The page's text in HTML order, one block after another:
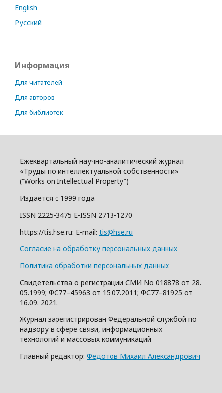
English
Русский
Информация
Для читателей
Для авторов
Для библиотек
Ежеквартальный научно-аналитический журнал
«Труды по интеллектуальной собственности»
(“Works on Intellectual Property”)
Издается с 1999 года
ISSN 2225-3475 E-ISSN 2713-1270
https://tis.hse.ru: E-mail: tis@hse.ru
Согласие на обработку персональных данных
Политика обработки персональных данных
Свидетельства о регистрации СМИ No 018878 от 28.
05.1999; ФС77–45963 от 15.07.2011; ФС77–81925 от
16.09. 2021.
Журнал зарегистрирован Федеральной службой по
надзору в сфере связи, информационных
технологий и массовых коммуникаций
Главный редактор: Федотов Михаил Александрович